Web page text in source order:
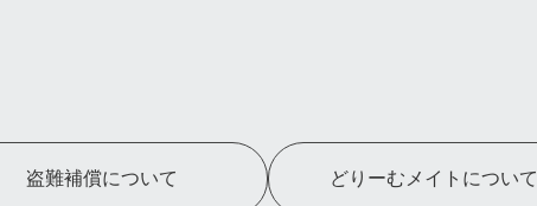
盗難補償について どりーむメイトについて